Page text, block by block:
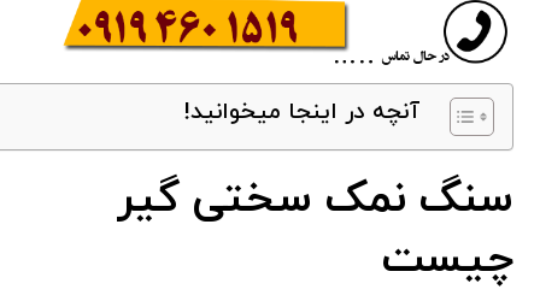
آنچه در اینجا میخوانید!
سنگ نمک سختی گیر
چیست